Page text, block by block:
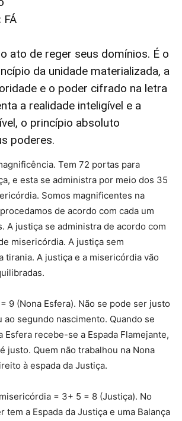
FÁ
ato de reger seus domínios. É o
da unidade materializada, a
e o poder cifrado na letra
a realidade inteligível e a
o princípio absoluto
poderes.
Tem 72 portas para
e esta se administra por meio dos 35
Somos magnificentes na
de acordo com cada um
A justiça se administra de acordo com
misericórdia. A justiça sem
tirania. A justiça e a misericórdia vão
9 (Nona Esfera). Não se pode ser justo
ao segundo nascimento. Quando se
Esfera recebe-se a Espada Flamejante,
justo. Quem não trabalhou na Nona
à espada da Justiça.
= 3+ 5 = 8 (Justiça). No
tem a Espada da Justiça e uma Balança